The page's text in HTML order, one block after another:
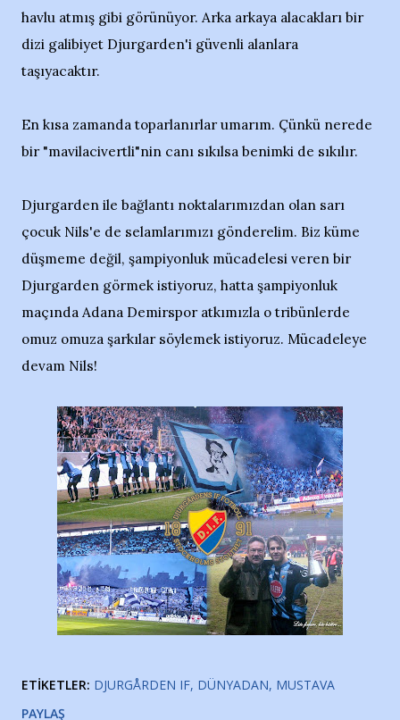
havlu atmış gibi görünüyor. Arka arkaya alacakları bir
dizi galibiyet Djurgarden'i güvenli alanlara
taşıyacaktır.
En kısa zamanda toparlanırlar umarım. Çünkü nerede
bir "mavilacivertli"nin canı sıkılsa benimki de sıkılır.
Djurgarden ile bağlantı noktalarımızdan olan sarı
çocuk Nils'e de selamlarımızı gönderelim. Biz küme
düşmeme değil, şampiyonluk mücadelesi veren bir
Djurgarden görmek istiyoruz, hatta şampiyonluk
maçında Adana Demirspor atkımızla o tribünlerde
omuz omuza şarkılar söylemek istiyoruz. Mücadeleye
devam Nils!
ETIKETLER: DJURGÅRDEN IF DÜNYADAN MUSTAVA
PAYLAŞ